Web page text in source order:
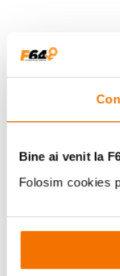
Bine ai venit la
Folosim cookies